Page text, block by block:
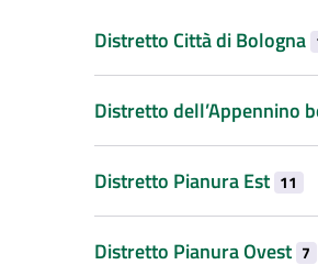
Distretto Città di Bologna
Distretto dell’Appennino
Distretto Pianura Est 11
Distretto Pianura Ovest 7